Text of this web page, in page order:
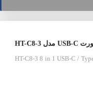
( HT-C8-3 8 in 1 USB-C /